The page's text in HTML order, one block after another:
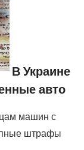
В Украине
авто
машин с
штрафы